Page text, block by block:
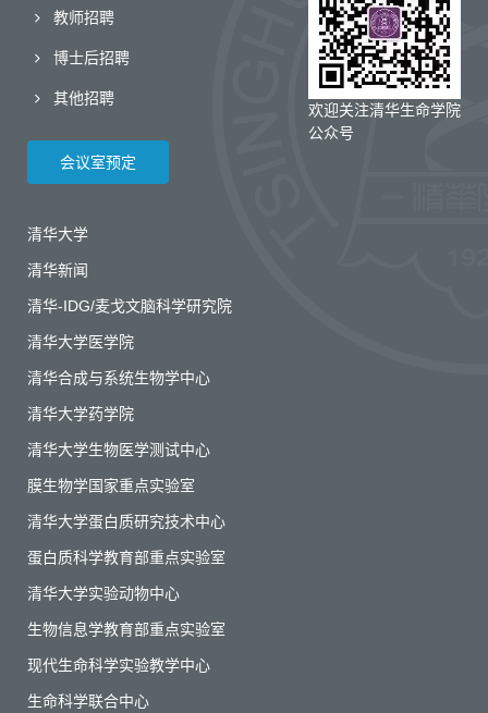
欢迎关注清华生命学院
公众号
教师招聘
博士后招聘
其他招聘
会议室预定
清华大学
清华新闻
清华-IDG/麦戈文脑科学研究院
清华大学医学院
清华合成与系统生物学中心
清华大学药学院
清华大学生物医学测试中心
膜生物学国家重点实验室
清华大学蛋白质研究技术中心
蛋白质科学教育部重点实验室
清华大学实验动物中心
生物信息学教育部重点实验室
现代生命科学实验教学中心
生命科学联合中心